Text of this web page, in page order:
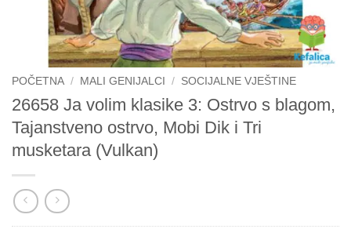
POČETNA / MALI GENIJALCI / SOCIJALNE VJEŠTINE
26658 Ja volim klasike 3: Ostrvo s blagom,
Tajanstveno ostrvo, Mobi Dik i Tri
musketara (Vulkan)